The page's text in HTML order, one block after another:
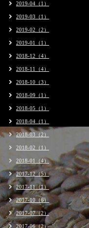
2019-04（1）
2019-03（1）
2019-02（2）
2019-01（1）
2018-12（4）
2018-11（4）
2018-10（3）
2018-09（1）
2018-05（1）
2018-04（1）
2018-03（2）
2018-02（1）
2018-01（4）
2017-12（5）
2017-11（1）
2017-10（6）
2017-07（2）
2017-06（2）